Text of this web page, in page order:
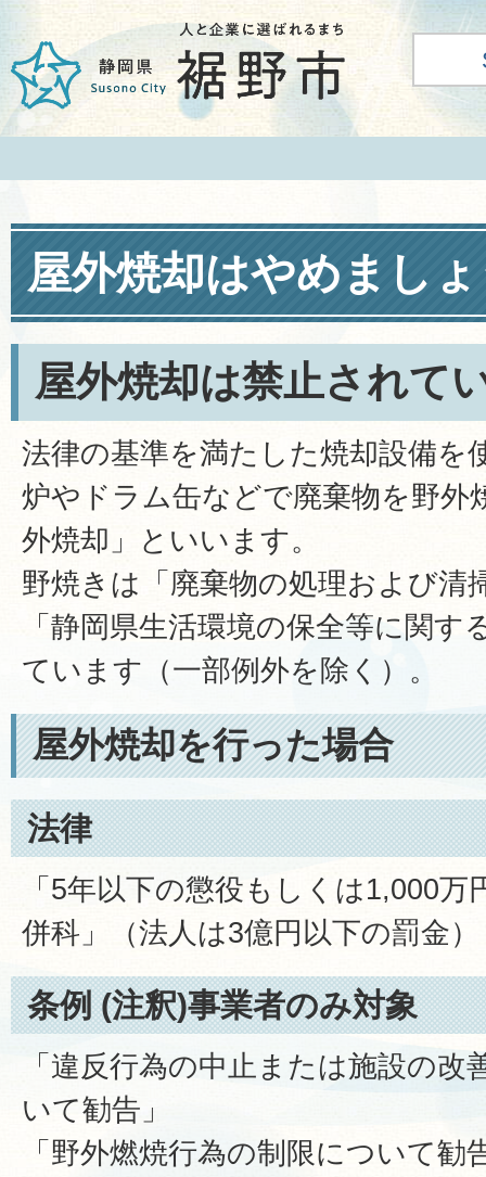
屋外焼却はやめまし
屋外焼却は禁止されて
法律の基準を満たした焼却設備を
炉やドラム缶などで廃棄物を野外
外焼却」といいます。
野焼きは「廃棄物の処理および清
「静岡県生活環境の保全等に関す
ています（一部例外を除く）。
屋外焼却を行った場合
法律
「5年以下の懲役もしくは1,000
併科」（法人は3億円以下の罰金）
条例 (注釈)事業者のみ対象
「違反行為の中止または施設の改
いて勧告」
「野外燃焼行為の制限について